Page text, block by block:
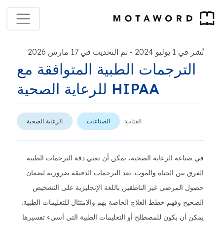
نُشر في 1 يوليو 2024 - تم التحديث في 17 مارس 2026
الترجمات الطبية المتوافقة مع
HIPAA للرعاية الصحية
الفئات: الصناعات الرعاية الصحية
في صناعة الرعاية الصحية، يمكن أن تعني دقة الترجمات الطبية
الفرق بين الحياة والموت. تعد الترجمات الدقيقة ضرورية لضمان
حصول المرضى غير الناطقين باللغة الإنجليزية على التشخيص
الصحيح وفهم خطط العلاج الخاصة بهم والامتثال للتعليمات الطبية.
يمكن أن يكون للمصطلح أو التعليمات الطبية التي أسيء تفسيرها